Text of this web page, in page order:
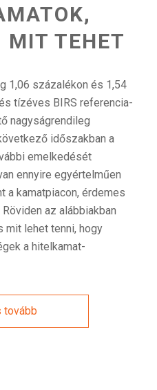
MIT TEHET
1,06 százalékon és 1,54
tízéves BIRS referencia-
nagyságrendileg
időszakban a
emelkedését
ennyire egyértelműen
a kamatpiacon, érdemes
az alábbiakban
mit lehet tenni, hogy
a hitelkamat-
tovább